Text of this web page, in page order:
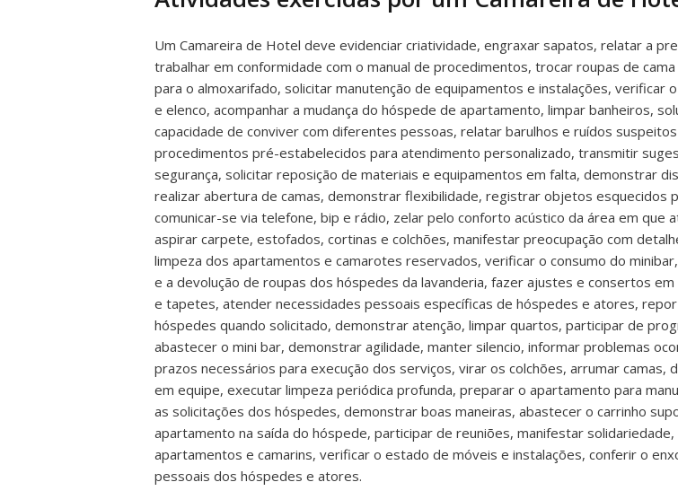
Um Camareira de Hotel deve evidenciar criatividade, engraxar sapatos, relatar a
trabalhar em conformidade com o manual de procedimentos, trocar roupas de
para o almoxarifado, solicitar manutenção de equipamentos e instalações, verificar
e elenco, acompanhar a mudança do hóspede de apartamento, limpar banheiros,
capacidade de conviver com diferentes pessoas, relatar barulhos e ruídos
procedimentos pré-estabelecidos para atendimento personalizado, transmitir
segurança, solicitar reposição de materiais e equipamentos em falta, demonstrar
realizar abertura de camas, demonstrar flexibilidade, registrar objetos
comunicar-se via telefone, bip e rádio, zelar pelo conforto acústico da área em que
aspirar carpete, estofados, cortinas e colchões, manifestar preocupação com
limpeza dos apartamentos e camarotes reservados, verificar o consumo do
e a devolução de roupas dos hóspedes da lavanderia, fazer ajustes e consertos
e tapetes, atender necessidades pessoais específicas de hóspedes e atores,
hóspedes quando solicitado, demonstrar atenção, limpar quartos, participar de
abastecer o mini bar, demonstrar agilidade, manter silencio, informar problemas
prazos necessários para execução dos serviços, virar os colchões, arrumar
em equipe, executar limpeza periódica profunda, preparar o apartamento para
as solicitações dos hóspedes, demonstrar boas maneiras, abastecer o carrinho
apartamento na saída do hóspede, participar de reuniões, manifestar
apartamentos e camarins, verificar o estado de móveis e instalações, conferir o
pessoais dos hóspedes e atores.